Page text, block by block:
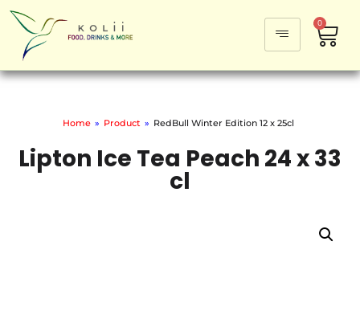
0
Home » Product » RedBull Winter Edition 12 x 25cl
Lipton Ice Tea Peach 24 x 33
cl